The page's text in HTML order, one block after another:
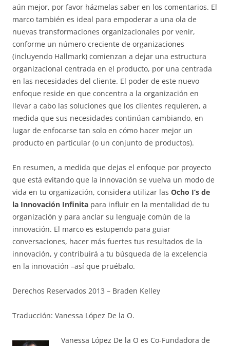
aún mejor, por favor házmelas saber en los comentarios. El
marco también es ideal para empoderar a una ola de
nuevas transformaciones organizacionales por venir,
conforme un número creciente de organizaciones
(incluyendo Hallmark) comienzan a dejar una estructura
organizacional centrada en el producto, por una centrada
en las necesidades del cliente. El poder de este nuevo
enfoque reside en que concentra a la organización en
llevar a cabo las soluciones que los clientes requieren, a
medida que sus necesidades continúan cambiando, en
lugar de enfocarse tan solo en cómo hacer mejor un
producto en particular (o un conjunto de productos).
En resumen, a medida que dejas el enfoque por proyecto
que está evitando que la innovación se vuelva un modo de
vida en tu organización, considera utilizar las Ocho I’s de
la Innovación Infinita para influir en la mentalidad de tu
organización y para anclar su lenguaje común de la
innovación. El marco es estupendo para guiar
conversaciones, hacer más fuertes tus resultados de la
innovación, y contribuirá a tu búsqueda de la excelencia
en la innovación –así que pruébalo.
Derechos Reservados 2013 – Braden Kelley
Traducción: Vanessa López De la O.
Vanessa López De la O es Co-Fundadora de